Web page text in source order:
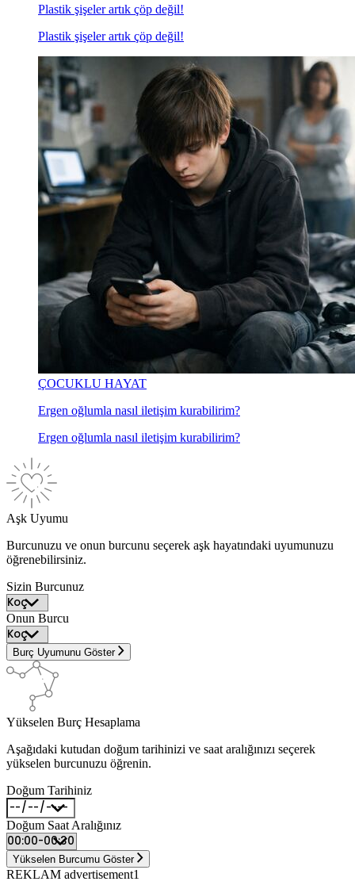
Plastik şişeler artık çöp değil!
Plastik şişeler artık çöp değil!
ÇOCUKLU HAYAT
Ergen oğlumla nasıl iletişim kurabilirim?
Ergen oğlumla nasıl iletişim kurabilirim?
Aşk Uyumu
Burcunuzu ve onun burcunu seçerek aşk hayatındaki uyumunuzu
öğrenebilirsiniz.
Sizin Burcunuz
Onun Burcu
Burç Uyumunu Göster
Yükselen Burç Hesaplama
Aşağıdaki kutudan doğum tarihinizi ve saat aralığınızı seçerek
yükselen burcunuzu öğrenin.
Doğum Tarihiniz
Doğum Saat Aralığınız
Yükselen Burcumu Göster
REKLAM advertisement1